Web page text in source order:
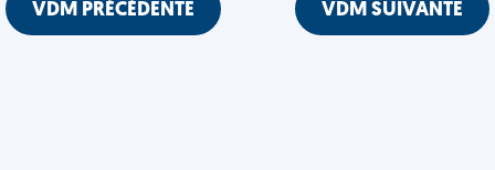
VDM PRÉCÉDENTE VDM SUIVANTE